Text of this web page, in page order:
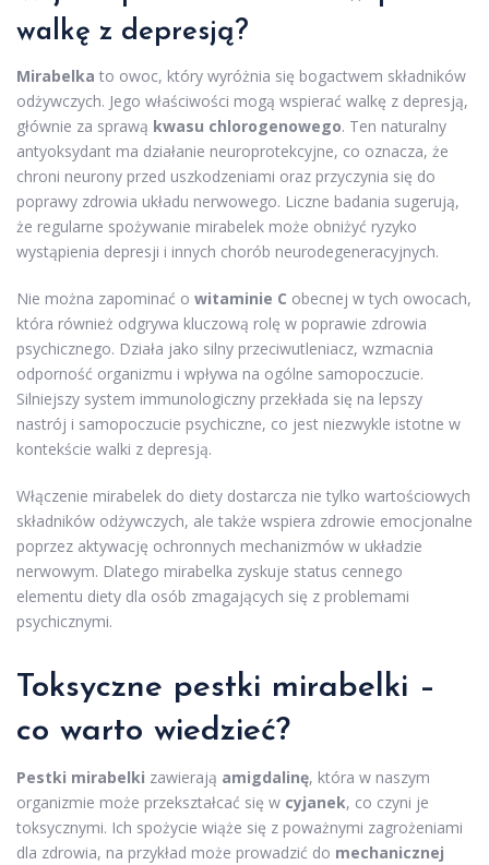
walkę z depresją?
Mirabelka to owoc, który wyróżnia się bogactwem składników
odżywczych. Jego właściwości mogą wspierać walkę z depresją,
głównie za sprawą kwasu chlorogenowego. Ten naturalny
antyoksydant ma działanie neuroprotekcyjne, co oznacza, że
chroni neurony przed uszkodzeniami oraz przyczynia się do
poprawy zdrowia układu nerwowego. Liczne badania sugerują,
że regularne spożywanie mirabelek może obniżyć ryzyko
wystąpienia depresji i innych chorób neurodegeneracyjnych.
Nie można zapominać o witaminie C obecnej w tych owocach,
która również odgrywa kluczową rolę w poprawie zdrowia
psychicznego. Działa jako silny przeciwutleniacz, wzmacnia
odporność organizmu i wpływa na ogólne samopoczucie.
Silniejszy system immunologiczny przekłada się na lepszy
nastrój i samopoczucie psychiczne, co jest niezwykle istotne w
kontekście walki z depresją.
Włączenie mirabelek do diety dostarcza nie tylko wartościowych
składników odżywczych, ale także wspiera zdrowie emocjonalne
poprzez aktywację ochronnych mechanizmów w układzie
nerwowym. Dlatego mirabelka zyskuje status cennego
elementu diety dla osób zmagających się z problemami
psychicznymi.
Toksyczne pestki mirabelki –
co warto wiedzieć?
Pestki mirabelki zawierają amigdalinę, która w naszym
organizmie może przekształcać się w cyjanek, co czyni je
toksycznymi. Ich spożycie wiąże się z poważnymi zagrożeniami
dla zdrowia, na przykład może prowadzić do mechanicznej